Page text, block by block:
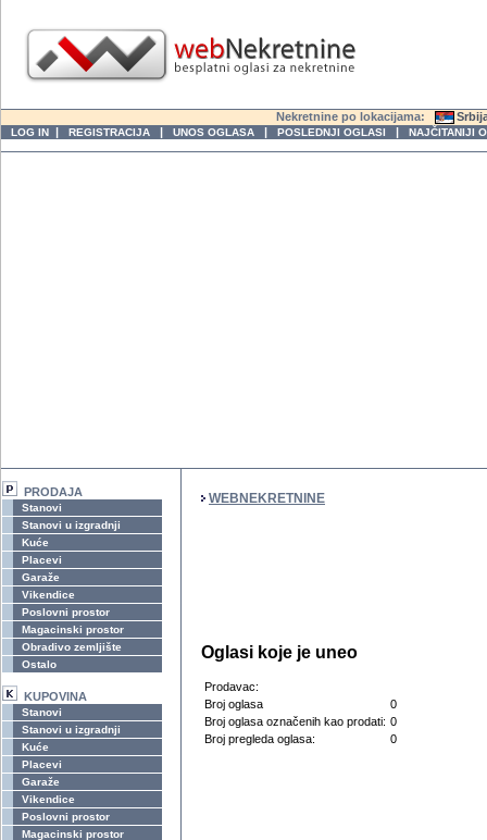
Nekretnine po lokacijama:
LOG IN | REGISTRACIJA | UNOS OGLASA | POSLEDNJI OGLASI | NAJČITANIJI
PRODAJA
Stanovi
Stanovi u izgradnji
Kuće
Placevi
Garaže
Vikendice
Poslovni prostor
Magacinski prostor
Obradivo zemljište
Ostalo
KUPOVINA
Stanovi
Stanovi u izgradnji
Kuće
Placevi
Garaže
Vikendice
Poslovni prostor
Magacinski prostor
WEBNEKRETNINE
Oglasi koje je uneo
Prodavac:
Broj oglasa
0
Broj oglasa označenih kao prodati: 0
Broj pregleda oglasa:
0